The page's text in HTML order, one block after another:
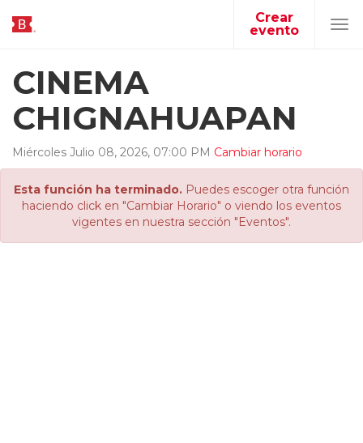
Crear
evento
CINEMA
CHIGNAHUAPAN
Miércoles Julio 08, 2026, 07:00 PM Cambiar horario
Esta función ha terminado. Puedes escoger otra función
haciendo click en "Cambiar Horario" o viendo los eventos
vigentes en nuestra sección "Eventos".